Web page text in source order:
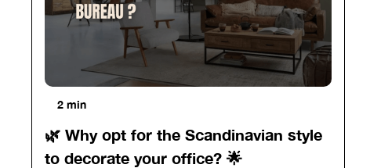
2 min
🌿 Why opt for the Scandinavian style
to decorate your office? 🌟